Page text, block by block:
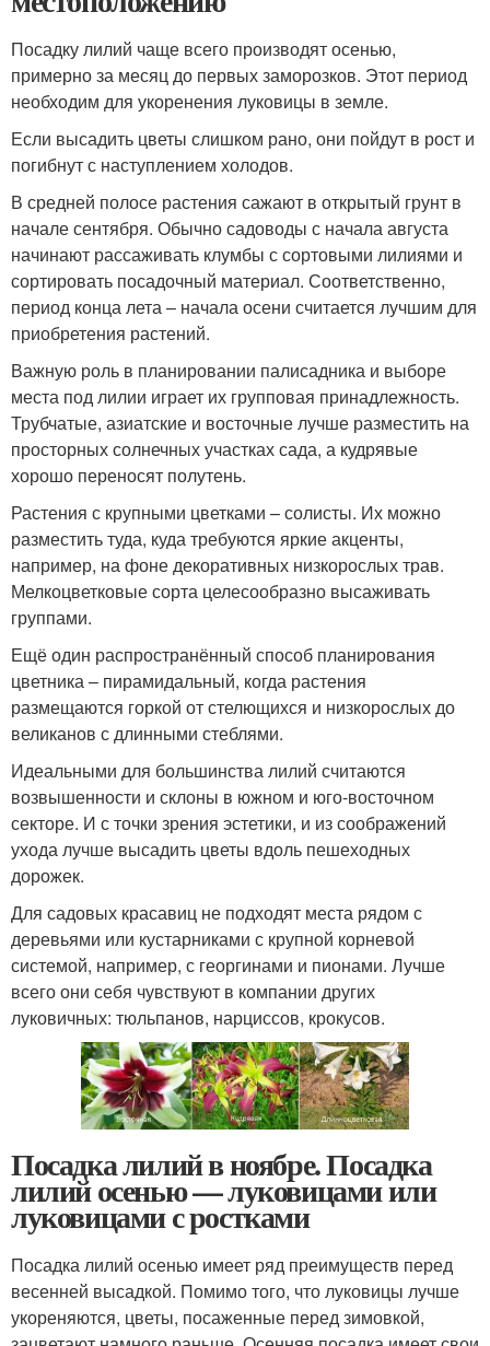
Посадку лилий чаще всего производят осенью,
примерно за месяц до первых заморозков. Этот период
необходим для укоренения луковицы в земле.
Если высадить цветы слишком рано, они пойдут в рост и
погибнут с наступлением холодов.
В средней полосе растения сажают в открытый грунт в
начале сентября. Обычно садоводы с начала августа
начинают рассаживать клумбы с сортовыми лилиями и
сортировать посадочный материал. Соответственно,
период конца лета – начала осени считается лучшим для
приобретения растений.
Важную роль в планировании палисадника и выборе
места под лилии играет их групповая принадлежность.
Трубчатые, азиатские и восточные лучше разместить на
просторных солнечных участках сада, а кудрявые
хорошо переносят полутень.
Растения с крупными цветками – солисты. Их можно
разместить туда, куда требуются яркие акценты,
например, на фоне декоративных низкорослых трав.
Мелкоцветковые сорта целесообразно высаживать
группами.
Ещё один распространённый способ планирования
цветника – пирамидальный, когда растения
размещаются горкой от стелющихся и низкорослых до
великанов с длинными стеблями.
Идеальными для большинства лилий считаются
возвышенности и склоны в южном и юго-восточном
секторе. И с точки зрения эстетики, и из соображений
ухода лучше высадить цветы вдоль пешеходных
дорожек.
Для садовых красавиц не подходят места рядом с
деревьями или кустарниками с крупной корневой
системой, например, с георгинами и пионами. Лучше
всего они себя чувствуют в компании других
луковичных: тюльпанов, нарциссов, крокусов.
Посадка лилий в ноябре. Посадка
лилий осенью — луковицами или
луковицами с ростками
Посадка лилий осенью имеет ряд преимуществ перед
весенней высадкой. Помимо того, что луковицы лучше
укореняются, цветы, посаженные перед зимовкой,